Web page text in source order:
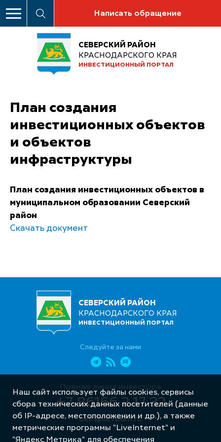
Написать обращение
СЕВЕРСКИЙ РАЙОН
КРАСНОДАРСКОГО КРАЯ
ИНВЕСТИЦИОННЫЙ ПОРТАЛ
План создания
инвестиционных объектов
и объектов
инфраструктуры
План создания инвестиционных объектов в
муниципальном образовании Северский
район
Скачать документ
СЕВЕРСКИЙ РАЙОН
КРАСНОДАРСКОГО КРАЯ
ИНВЕСТИЦИОННЫЙ ПОРТАЛ
Следуйте за нами
Прямая линия инвестора
+7 86166 2 17 32
oeir@sevadm.ru
Наш сайт использует файлы cookies, сервисы
сбора технических данных посетителей (данные
об IP-адресе, местоположении и др.), а также
метрические программы "LiveInternet" и
"Яндекс.Метрика" для обеспечения